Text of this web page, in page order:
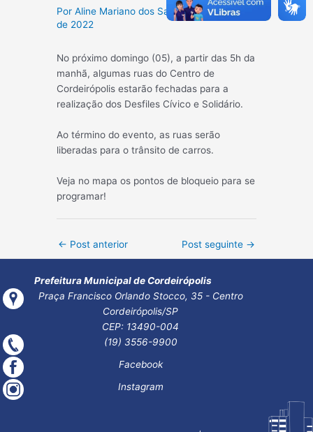
PorAline Mariano dos Santos/1 de junho
de 2022
No próximo domingo (05), a partir das 5h da
manhã, algumas ruas do Centro de
Cordeirópolis estarão fechadas para a
realização dos Desfiles Cívico e Solidário.
Ao término do evento, as ruas serão
liberadas para o trânsito de carros.
Veja no mapa os pontos de bloqueio para se
programar!
Post
← Post anterior Post seguinte →
Prefeitura Municipal de Cordeirópolis
Praça Francisco Orlando Stocco, 35 - Centro
Cordeirópolis/SP
CEP: 13490-004
(19) 3556-9900
Facebook
Instagram